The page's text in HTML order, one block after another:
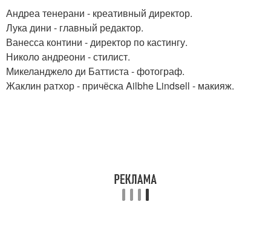
Андреа тенерани - креативный директор.
Лука дини - главный редактор.
Ванесса контини - директор по кастингу.
Николо андреони - стилист.
Микеланджело ди Баттиста - фотограф.
Жаклин ратхор - причёска Ailbhe Lindsell - макияж.